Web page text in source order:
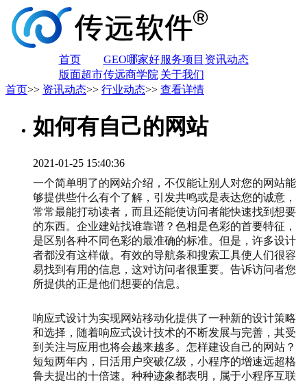
首页 GEO哪家好 服务项目 资讯动态
版面超市传远商学院 关于我们
首页>> 资讯动态>> 行业动态>> 查看详情
如何有自己的网站
2021-01-25 15:40:36
一个简单明了的网站介绍，不仅能让别人对您的网站能
够提供些什么有个了解，引发共鸣或是表达您的诚意，
常常最能打动读者，而且还能使访问者能快速找到想要
的东西。企业建站找谁靠谱？色相是色彩的首要特征，
是区别各种不同色彩的最准确的标准。但是，许多设计
者都没有这样做。有效的导航条和搜索工具使人们很容
易找到有用的信息，这对访问者很重要。告诉访问者您
所提供的正是他们想要的信息。
响应式设计为实现网站移动化提供了一种新的设计策略
和选择，随着响应式设计技术的不断发展与完善，其受
到关注与应用也将会越来越多。怎样建设自己的网站？
短短两年内，日活用户突破亿级，小程序的增速远超格
鲁夫提出的十倍速。种种迹象都表明，属于小程序互联